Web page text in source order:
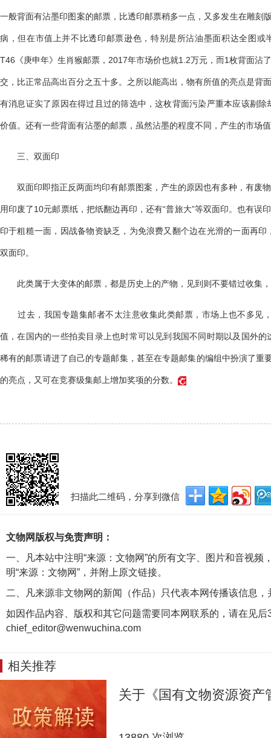
一般背面有沾墨印图案的邮票，比透印邮票稍多一点，又多发生在雕刻
病，但在市值上并不比透印邮票逊色，特别是所沾油墨面积达全图
T46《庚申年》生肖猴邮票，2017年市场价也就1.2万元，而1枚背面沾
交，比正常品高出百分之五十多。之所以能高出，物有所值的亮点是背
有消息证实了原因在得过且过的筛选中，这枚背面污染严重本应该剔
价值。还有一些背面有沾墨的邮票，虽然沾墨的程度不同，产生的市场
三、双面印
双面印即指正反两面均印有邮票图案，产生的原因也有多种，有废物
用印废了10元邮票纸，把纸翻边再印，还有“普旅大”等双面印。也有误
印于粗糙一面，因战备物资缺乏，为免浪费又翻个边在光滑的一面再
双面印。
此类属于大变体的邮票，都是历史上的产物，见到则不要错过收集
过去，我国专题集邮者不太注意收集此类邮票，市场上也不多见
值，在国内的一些拍卖目录上也时常可以见到我国不同时期以及国外
稀有的邮票请进了自己的专题邮集，甚至在专题邮集的编组中扮演了重
的亮点，又可在竞赛级集邮上增加奖项的分数。
扫描此二维码，分享到微信
文物网版权与免责声明：
一、凡本站中注明“来源：文物网”的所有文字、图片和音视
明“来源：文物网”，并附上原文链接。
二、凡来源非文物网的新闻（作品）只代表本网传播该信息
如因作品内容、版权和其它问题需要同本网联系的，请在见后
chief_editor@wenwuchina.com
相关推荐
关于《国有文物资源资